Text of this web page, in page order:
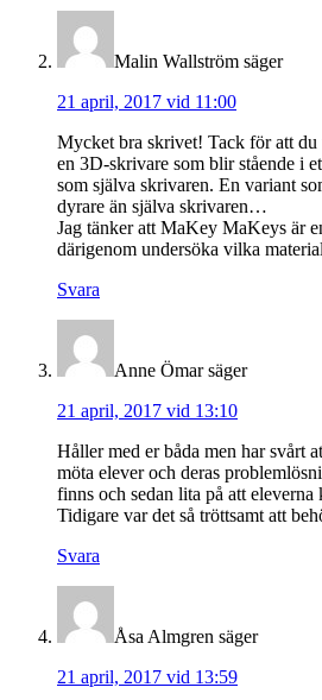
Malin Wallström säger
21 april, 2017 vid 11:00
Mycket bra skrivet! Tack för att du
en 3D-skrivare som blir stående i
som själva skrivaren. En variant
dyrare än själva skrivaren…
Jag tänker att MaKey MaKeys är
därigenom undersöka vilka
Svara
Anne Ömar säger
21 april, 2017 vid 13:10
Håller med er båda men har svårt
möta elever och deras
finns och sedan lita på att
Tidigare var det så tröttsamt att
Svara
Åsa Almgren säger
21 april, 2017 vid 13:59